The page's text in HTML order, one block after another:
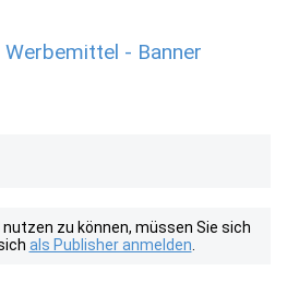
- Banner
zu können, müssen Sie sich
als Publisher anmelden